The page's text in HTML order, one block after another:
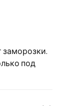
заморозки.
под